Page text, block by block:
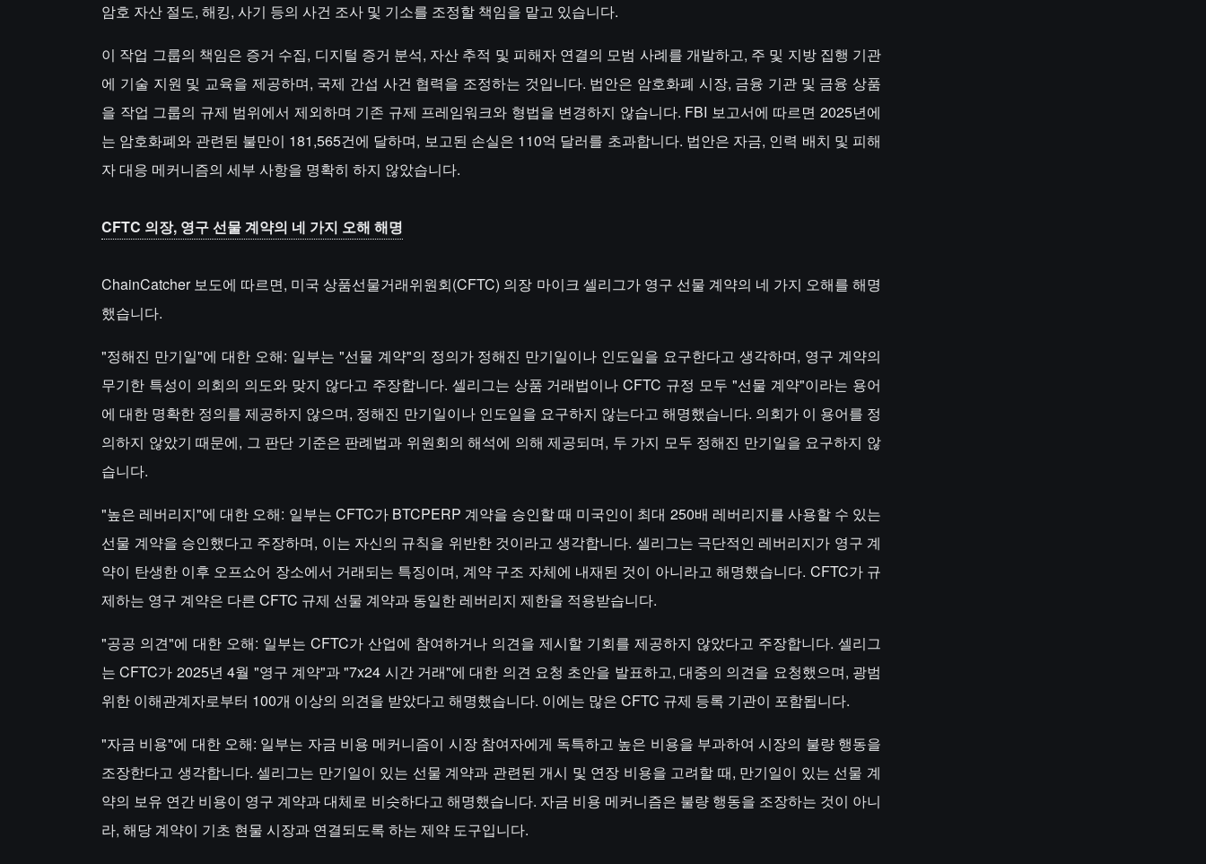
암호 자산 절도, 해킹, 사기 등의 사건 조사 및 기소를 조정할 책임을 맡고 있습니다.
이 작업 그룹의 책임은 증거 수집, 디지털 증거 분석, 자산 추적 및 피해자 연결의 모범 사례를 개발하고, 주 및 지방 집행 기관
에 기술 지원 및 교육을 제공하며, 국제 간섭 사건 협력을 조정하는 것입니다. 법안은 암호화폐 시장, 금융 기관 및 금융 상품
을 작업 그룹의 규제 범위에서 제외하며 기존 규제 프레임워크와 형법을 변경하지 않습니다. FBI 보고서에 따르면 2025년에
는 암호화폐와 관련된 불만이 181,565건에 달하며, 보고된 손실은 110억 달러를 초과합니다. 법안은 자금, 인력 배치 및 피해
자 대응 메커니즘의 세부 사항을 명확히 하지 않았습니다.
CFTC 의장, 영구 선물 계약의 네 가지 오해 해명
ChainCatcher 보도에 따르면, 미국 상품선물거래위원회(CFTC) 의장 마이크 셀리그가 영구 선물 계약의 네 가지 오해를 해명
했습니다.
"정해진 만기일"에 대한 오해: 일부는 "선물 계약"의 정의가 정해진 만기일이나 인도일을 요구한다고 생각하며, 영구 계약의
무기한 특성이 의회의 의도와 맞지 않다고 주장합니다. 셀리그는 상품 거래법이나 CFTC 규정 모두 "선물 계약"이라는 용어
에 대한 명확한 정의를 제공하지 않으며, 정해진 만기일이나 인도일을 요구하지 않는다고 해명했습니다. 의회가 이 용어를 정
의하지 않았기 때문에, 그 판단 기준은 판례법과 위원회의 해석에 의해 제공되며, 두 가지 모두 정해진 만기일을 요구하지 않
습니다.
"높은 레버리지"에 대한 오해: 일부는 CFTC가 BTCPERP 계약을 승인할 때 미국인이 최대 250배 레버리지를 사용할 수 있는
선물 계약을 승인했다고 주장하며, 이는 자신의 규칙을 위반한 것이라고 생각합니다. 셀리그는 극단적인 레버리지가 영구 계
약이 탄생한 이후 오프쇼어 장소에서 거래되는 특징이며, 계약 구조 자체에 내재된 것이 아니라고 해명했습니다. CFTC가 규
제하는 영구 계약은 다른 CFTC 규제 선물 계약과 동일한 레버리지 제한을 적용받습니다.
"공공 의견"에 대한 오해: 일부는 CFTC가 산업에 참여하거나 의견을 제시할 기회를 제공하지 않았다고 주장합니다. 셀리그
는 CFTC가 2025년 4월 "영구 계약"과 "7x24 시간 거래"에 대한 의견 요청 초안을 발표하고, 대중의 의견을 요청했으며, 광범
위한 이해관계자로부터 100개 이상의 의견을 받았다고 해명했습니다. 이에는 많은 CFTC 규제 등록 기관이 포함됩니다.
"자금 비용"에 대한 오해: 일부는 자금 비용 메커니즘이 시장 참여자에게 독특하고 높은 비용을 부과하여 시장의 불량 행동을
조장한다고 생각합니다. 셀리그는 만기일이 있는 선물 계약과 관련된 개시 및 연장 비용을 고려할 때, 만기일이 있는 선물 계
약의 보유 연간 비용이 영구 계약과 대체로 비슷하다고 해명했습니다. 자금 비용 메커니즘은 불량 행동을 조장하는 것이 아니
라, 해당 계약이 기초 현물 시장과 연결되도록 하는 제약 도구입니다.